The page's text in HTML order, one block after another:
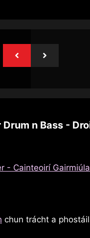
n Bass -
​​- Cainteoirí
chun trácht a